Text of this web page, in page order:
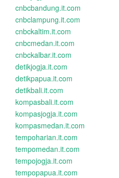
cnbcbandung.it.com
cnbclampung.it.com
cnbckaltim.it.com
cnbcmedan.it.com
cnbckalbar.it.com
detikjogja.it.com
detikpapua.it.com
detikbali.it.com
kompasbali.it.com
kompasjogja.it.com
kompasmedan.it.com
tempoharian.it.com
tempomedan.it.com
tempojogja.it.com
tempopapua.it.com